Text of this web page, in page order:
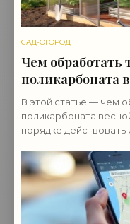
САД-ОГОРОД
Чем обработать
поликарбоната
подготовка
В этой статье — чем
поликарбоната
порядке действовать